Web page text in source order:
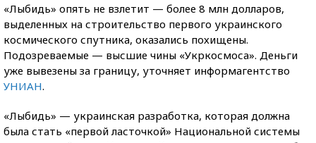
«Лыбидь» опять не взлетит — более 8 млн долларов,
выделенных на строительство первого украинского
космического спутника, оказались похищены.
Подозреваемые — высшие чины «Укркосмоса». Деньги
уже вывезены за границу, уточняет информагентство
УНИАН.
«Лыбидь» — украинская разработка, которая должна
была стать «первой ласточкой» Национальной системы